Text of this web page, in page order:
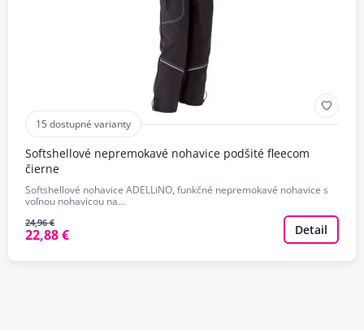
15 dostupné varianty
Softshellové nepremokavé nohavice podšité fleecom
čierne
Softshellové nohavice ADELLiNO, funkčné nepremokavé nohavice s
voľnou nohavicou na…
24,96 €
22,88 € Detail